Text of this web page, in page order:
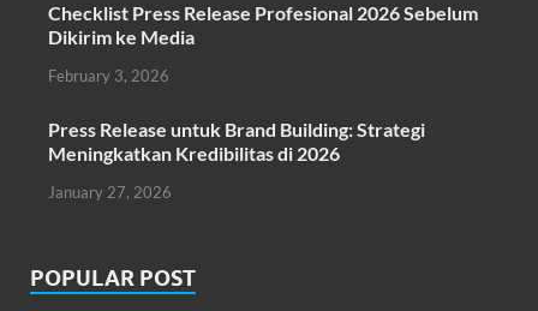
Checklist Press Release Profesional 2026 Sebelum
Dikirim ke Media
February 3, 2026
Press Release untuk Brand Building: Strategi
Meningkatkan Kredibilitas di 2026
January 27, 2026
POPULAR POST